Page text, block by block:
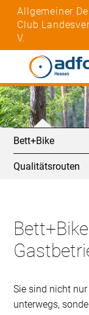
Allgemeiner
Club
V.
Bett+Bike
Qualitätsrouten
Sie sind nicht
unterwegs,